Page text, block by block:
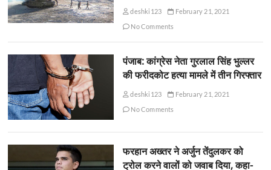
deshki123
February 21, 2021
No Comments
पंजाब: कांग्रेस नेता गुरलाल सिंह भुल्लर
की फरीदकोट हत्या मामले में तीन गिरफ्तार
deshki123
February 21, 2021
No Comments
फरहान अख्तर ने अर्जुन तेंदुलकर को
ट्रोल करने वालों को जवाब दिया, कहा-